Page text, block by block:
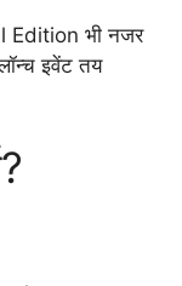
Edition भी नजर
इवेंट तय